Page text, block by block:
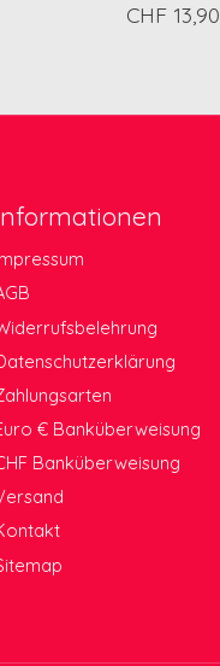
CHF 13,90
€ Banküberweisung
Banküberweisung